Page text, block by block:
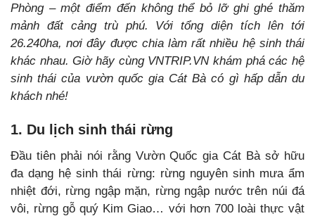
Phòng – một điểm đến không thể bỏ lỡ ghi ghé thăm
mảnh đất cảng trù phú. Với tổng diện tích lên tới
26.240ha, nơi đây được chia làm rất nhiều hệ sinh thái
khác nhau. Giờ hãy cùng VNTRIP.VN khám phá các hệ
sinh thái của vườn quốc gia Cát Bà có gì hấp dẫn du
khách nhé!
1. Du lịch sinh thái rừng
Đầu tiên phải nói rằng Vườn Quốc gia Cát Bà sở hữu
đa dạng hệ sinh thái rừng: rừng nguyên sinh mưa ẩm
nhiệt đới, rừng ngập mặn, rừng ngập nước trên núi đá
vôi, rừng gỗ quý Kim Giao… với hơn 700 loài thực vật